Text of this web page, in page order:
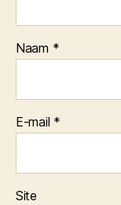
Naam *
E-mail *
Site